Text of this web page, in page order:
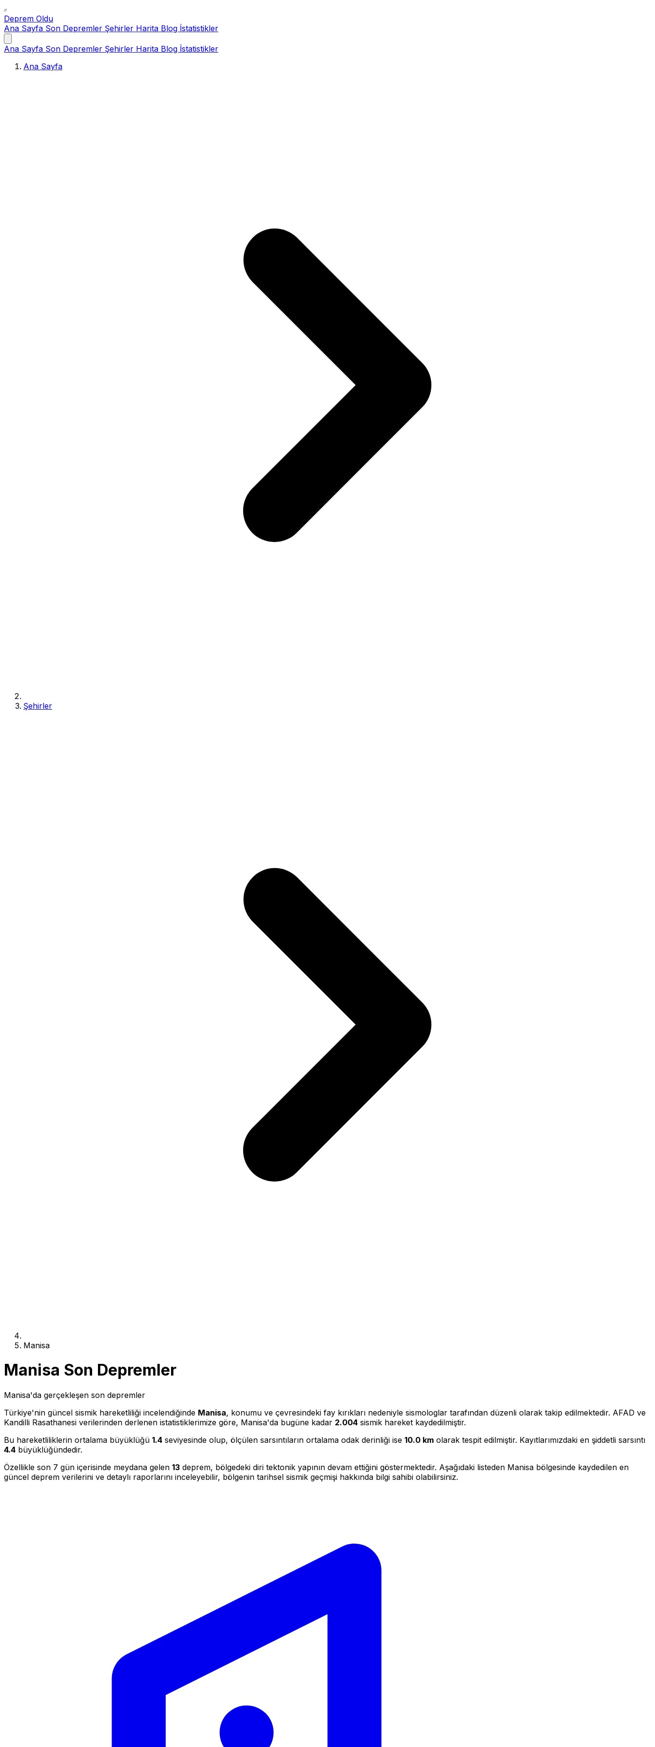
Deprem Oldu
Ana Sayfa Son Depremler Şehirler Harita Blog İstatistikler
Ana Sayfa Son Depremler Şehirler Harita Blog İstatistikler
Ana Sayfa
Şehirler
Manisa
Manisa Son Depremler
Manisa'da gerçekleşen son depremler
Türkiye'nin güncel sismik hareketliliği incelendiğinde Manisa, konumu ve çevresindeki fay kırıkları nedeniyle sismologlar tarafından düzenli olarak takip edilmektedir. AFAD ve
Kandilli Rasathanesi verilerinden derlenen istatistiklerimize göre, Manisa'da bugüne kadar 2.004 sismik hareket kaydedilmiştir.
Bu hareketliliklerin ortalama büyüklüğü 1.4 seviyesinde olup, ölçülen sarsıntıların ortalama odak derinliği ise 10.0 km olarak tespit edilmiştir. Kayıtlarımızdaki en şiddetli sarsıntı
4.4 büyüklüğündedir.
Özellikle son 7 gün içerisinde meydana gelen 13 deprem, bölgedeki diri tektonik yapının devam ettiğini göstermektedir. Aşağıdaki listeden Manisa bölgesinde kaydedilen en
güncel deprem verilerini ve detaylı raporlarını inceleyebilir, bölgenin tarihsel sismik geçmişi hakkında bilgi sahibi olabilirsiniz.